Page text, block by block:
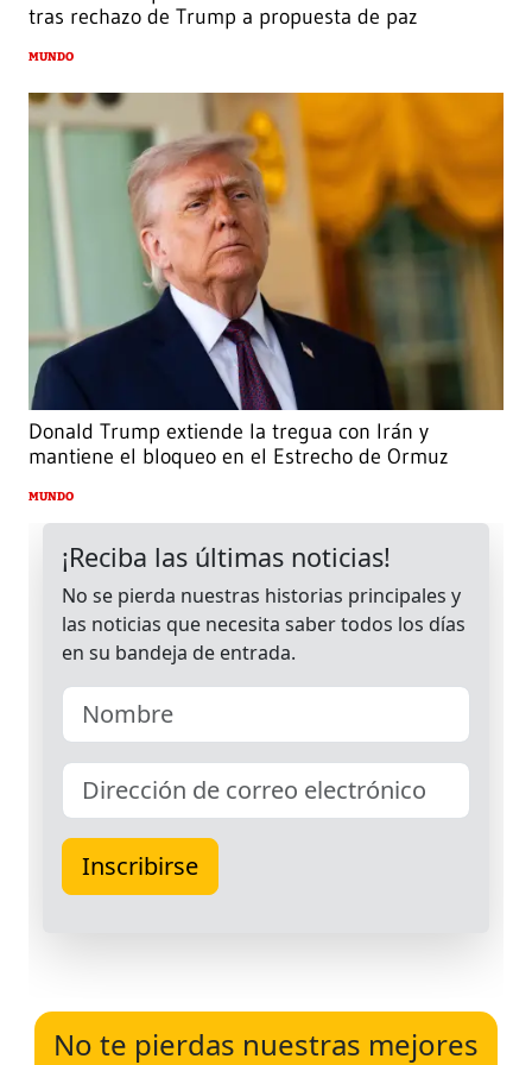
tras rechazo de Trump a propuesta de paz
MUNDO
Donald Trump extiende la tregua con Irán y
mantiene el bloqueo en el Estrecho de Ormuz
MUNDO
No te pierdas nuestras mejores